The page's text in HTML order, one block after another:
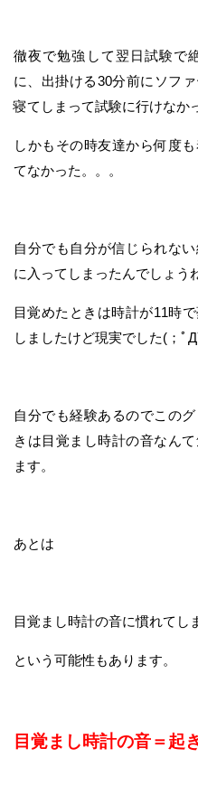
徹夜で勉強して翌日試験で
に、出掛ける30分前にソフ
寝てしまって試験に行けなか
しかもその時友達から何度
てなかった。。。
自分でも自分が信じられな
に入ってしまったんでしょう
目覚めたときは時計が11時
しましたけど現実でした(；ﾟ
自分でも経験あるのでこの
きは目覚まし時計の音なん
ます。
あとは
目覚まし時計の音に慣れてし
という可能性もあります。
目覚まし時計の音＝起